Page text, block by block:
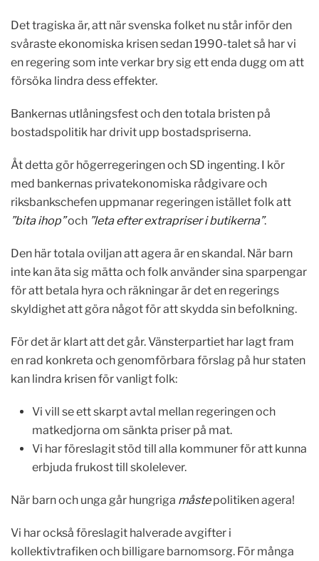
Det tragiska är, att när svenska folket nu står inför den
svåraste ekonomiska krisen sedan 1990-talet så har vi
en regering som inte verkar bry sig ett enda dugg om att
försöka lindra dess effekter.
Bankernas utlåningsfest och den totala bristen på
bostadspolitik har drivit upp bostadspriserna.
Åt detta gör högerregeringen och SD ingenting. I kör
med bankernas privatekonomiska rådgivare och
riksbankschefen uppmanar regeringen istället folk att
”bita ihop”och ”leta efter extrapriser i butikerna”.
Den här totala oviljan att agera är en skandal. När barn
inte kan äta sig mätta och folk använder sina sparpengar
för att betala hyra och räkningar är det en regerings
skyldighet att göra något för att skydda sin befolkning.
För det är klart att det går. Vänsterpartiet har lagt fram
en rad konkreta och genomförbara förslag på hur staten
kan lindra krisen för vanligt folk:
Vi vill se ett skarpt avtal mellan regeringen och
matkedjorna om sänkta priser på mat.
Vi har föreslagit stöd till alla kommuner för att kunna
erbjuda frukost till skolelever.
När barn och unga går hungriga måstepolitiken agera!
Vi har också föreslagit halverade avgifter i
kollektivtrafiken och billigare barnomsorg. För många